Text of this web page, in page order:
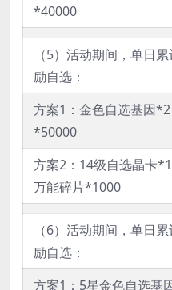
*40000
（5）活动期间，单日
励自选：
方案1：金色自选基因
*50000
方案2：14级自选晶卡
万能碎片*1000
（6）活动期间，单日
励自选：
方案1：5星金色自选基